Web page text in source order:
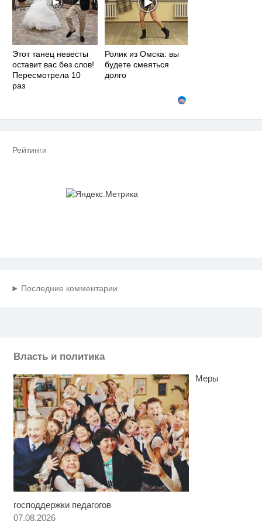
Этот танец невесты
оставит вас без слов!
Пересмотрела 10
раз
Ролик из Омска: вы
будете смеяться
долго
Рейтинги
Последние комментарии
Власть и политика
Меры
господдержки педагогов
07.08.2026
Скрытая камера на пляже